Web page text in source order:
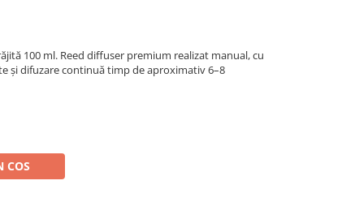
100 ml. Reed diffuser premium realizat manual, cu
și difuzare continuă timp de aproximativ 6–8
COS